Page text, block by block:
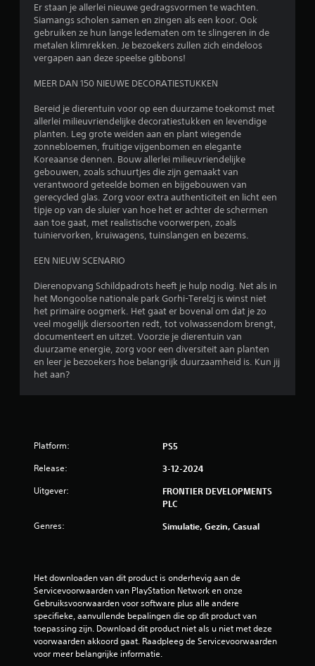
Er staan je allerlei nieuwe gedragsvormen te wachten.
Siamangs scholen samen en zingen als een koor. Ook
gebruiken ze hun lange ledematen om te slingeren in de
metalen klimrekken. Je bezoekers zullen zich eindeloos
vergapen aan deze speelse gibbons!
MEER DAN 150 NIEUWE DECORATIESTUKKEN
Bereid je dierentuin voor op een duurzame toekomst met
allerlei milieuvriendelijke decoratiestukken en levendige
planten. Leg grote weiden aan en plant wiegende
zonnebloemen, fruitige vijgenbomen en elegante
Koreaanse dennen. Bouw allerlei milieuvriendelijke
gebouwen, zoals schuurtjes die zijn gemaakt van
verantwoord geteelde bomen en bijgebouwen van
gerecycled glas. Zorg voor extra authenticiteit en licht een
tipje op van de sluier van hoe het er achter de schermen
aan toe gaat, met realistische voorwerpen, zoals
tuiniervorken, kruiwagens, tuinslangen en bezems.
EEN NIEUW SCENARIO
Dierenopvang Schildpadrots heeft je hulp nodig. Net als in
het Mongoolse nationale park Gorhi-Terelzj is winst niet
het primaire oogmerk. Het gaat er bovenal om dat je zo
veel mogelijk diersoorten redt, tot volwassendom brengt,
documenteert en uitzet. Voorzie je dierentuin van
duurzame energie, zorg voor een diversiteit aan planten
en leer je bezoekers hoe belangrijk duurzaamheid is. Kun jij
het aan?
Platform: PS5
Release: 3-12-2024
Uitgever:
FRONTIER DEVELOPMENTS
PLC
Genres: Simulatie, Gezin, Casual
Het downloaden van dit product is onderhevig aan de
Servicevoorwaarden van PlayStation Network en onze
Gebruiksvoorwaarden voor software plus alle andere
specifieke, aanvullende bepalingen die op dit product van
toepassing zijn. Download dit product niet als u niet met deze
voorwaarden akkoord gaat. Raadpleeg de Servicevoorwaarden
voor meer belangrijke informatie.